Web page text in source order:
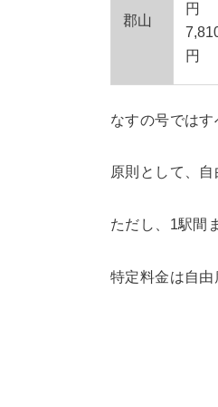
郡山
円
円
なすの号ではす
原則として、
ただし、1駅間
特定料金は自由